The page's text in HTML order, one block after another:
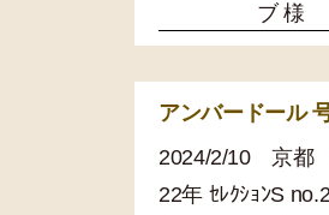
ブ 様
アンバードール
2024/2/10 京
22年 ｾﾚｸｼｮﾝS